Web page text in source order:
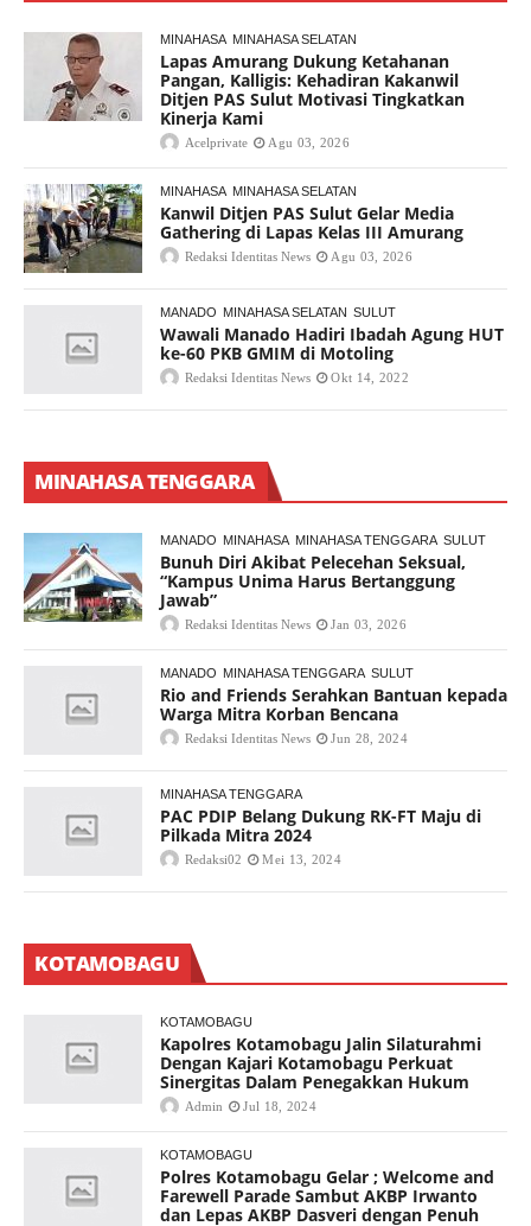
MINAHASA MINAHASA SELATAN
Lapas Amurang Dukung Ketahanan
Pangan, Kalligis: Kehadiran Kakanwil
Ditjen PAS Sulut Motivasi Tingkatkan
Kinerja Kami
Acelprivate Agu 03, 2026
MINAHASA MINAHASA SELATAN
Kanwil Ditjen PAS Sulut Gelar Media
Gathering di Lapas Kelas III Amurang
Redaksi Identitas News Agu 03, 2026
MANADO MINAHASA SELATAN SULUT
Wawali Manado Hadiri Ibadah Agung HUT
ke-60 PKB GMIM di Motoling
Redaksi Identitas News Okt 14, 2022
MINAHASA TENGGARA
MANADO MINAHASA MINAHASA TENGGARA SULUT
Bunuh Diri Akibat Pelecehan Seksual,
“Kampus Unima Harus Bertanggung
Jawab”
Redaksi Identitas News Jan 03, 2026
MANADO MINAHASA TENGGARA SULUT
Rio and Friends Serahkan Bantuan kepada
Warga Mitra Korban Bencana
Redaksi Identitas News Jun 28, 2024
MINAHASA TENGGARA
PAC PDIP Belang Dukung RK-FT Maju di
Pilkada Mitra 2024
Redaksi02 Mei 13, 2024
KOTAMOBAGU
KOTAMOBAGU
Kapolres Kotamobagu Jalin Silaturahmi
Dengan Kajari Kotamobagu Perkuat
Sinergitas Dalam Penegakkan Hukum
Admin Jul 18, 2024
KOTAMOBAGU
Polres Kotamobagu Gelar ; Welcome and
Farewell Parade Sambut AKBP Irwanto
dan Lepas AKBP Dasveri dengan Penuh